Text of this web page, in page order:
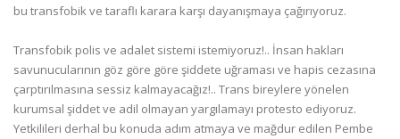
bu transfobik ve taraflı karara karşı dayanışmaya çağırıyoruz.
Transfobik polis ve adalet sistemi istemiyoruz!.. İnsan hakları
savunucularının göz göre göre şiddete uğraması ve hapis cezasına
çarptırılmasına sessiz kalmayacağız!.. Trans bireylere yönelen
kurumsal şiddet ve adil olmayan yargılamayı protesto ediyoruz.
Yetkilileri derhal bu konuda adım atmaya ve mağdur edilen Pembe